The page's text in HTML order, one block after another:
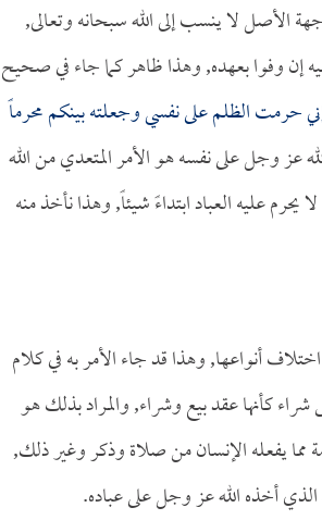
الأصل لا ينسب إلى الله سبحانه وتعالى,
إن وفوا بعهده, وهذا ظاهر كما جاء في صحيح
حرمت الظلم على نفسي وجعلته بينكم محرماً
عز وجل على نفسه هو الأمر المتعدي من الله
عليه العباد ابتداءً شيئاً, وهذا نأخذ منه
أنواعها, وهذا قد جاء الأمر به في كلام
كأنها عقد بيع وشراء, والمراد بذلك هو
مما يفعله الإنسان من صلاة وذكر وغير ذلك,
أخذه الله عز وجل على عباده.